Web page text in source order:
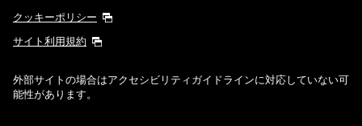
クッキーポリシー
サイト利用規約
外部サイトの場合はアクセシビリティガイドラインに対応していない可
能性があります。